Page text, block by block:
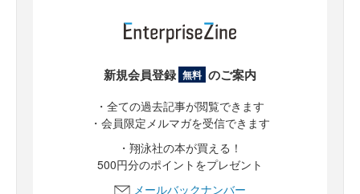
新規会員登録 無料 のご案内
・全ての過去記事が閲覧できます
・会員限定メルマガを受信できます
・翔泳社の本が買える！
500円分のポイントをプレゼント
メールバックナンバー